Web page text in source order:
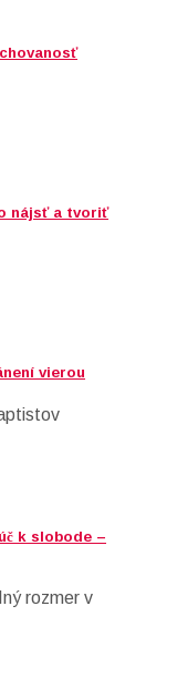
nájsť a tvoriť
vierou
k slobode –
rozmer v